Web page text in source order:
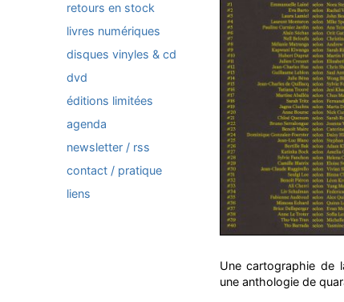
retours en stock
livres numériques
disques vinyles & cd
dvd
éditions limitées
agenda
newsletter / rss
contact / pratique
liens
Une cartographie de
une anthologie de